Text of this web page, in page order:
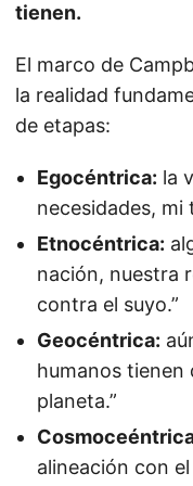
tienen.
El marco de
la realidad
de etapas:
Egocéntrica: la
necesidades, mi
Etnocéntrica:
nación, nuestra
contra el suyo.”
Geocéntrica:
humanos tienen
planeta.”
alineación con